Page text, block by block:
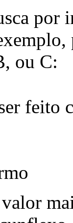
por
ou C:
feito